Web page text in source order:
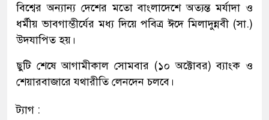
বিশ্বের অন্যান্য দেশের মতো বাংলাদেশে অত্যন্ত মর্যাদা ও
ধর্মীয় ভাবগাম্ভীর্যের মধ্য দিয়ে পবিত্র ঈদে মিলাদুন্নবী (সা.)
উদযাপিত হয়।
ছুটি শেষে আগামীকাল সোমবার (১০ অক্টোবর) ব্যাংক ও
শেয়ারবাজারে যথারীতি লেনদেন চলবে।
ট্যাগ :